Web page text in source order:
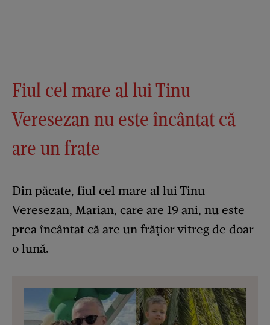
Fiul cel mare al lui Tinu
Veresezan nu este încântat că
are un frate
Din păcate, fiul cel mare al lui Tinu
Veresezan, Marian, care are 19 ani, nu este
prea încântat că are un frățior vitreg de doar
o lună.